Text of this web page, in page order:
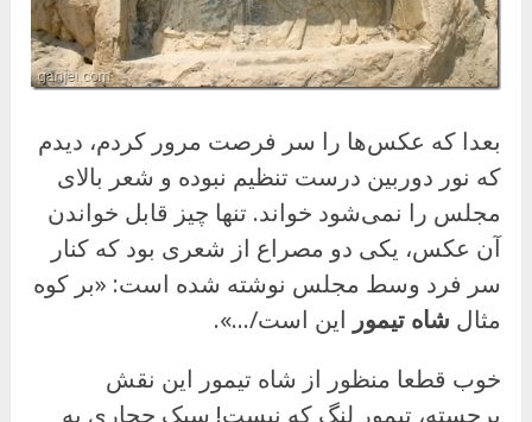
بعدا که عکس‌ها را سر فرصت مرور کردم، دیدم
که نور دوربین درست تنظیم نبوده و شعر بالای
مجلس را نمی‌شود خواند. تنها چیز قابل خواندن
آن عکس، یکی دو مصراع از شعری بود که کنار
سر فرد وسط مجلس نوشته شده است: «بر کوه
مثال شاه تیمور این است/…».
خوب قطعا منظور از شاه تیمور این نقش
برجسته، تیمور لنگ که نیست! سبک حجاری به